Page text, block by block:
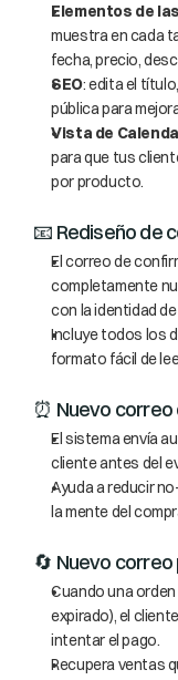
Elementos de
muestra en cada
fecha, precio,
SEO: edita el
pública para
Vista de
para que tus
por producto.
📧 Rediseño de
El correo de
completamente
con la identidad
Incluye todos los
formato fácil de
⏰ Nuevo
El sistema envía
cliente antes del
Ayuda a reducir
la mente del
🔄 Nuevo
Cuando una
expirado), el
intentar el pago.
Recupera ventas